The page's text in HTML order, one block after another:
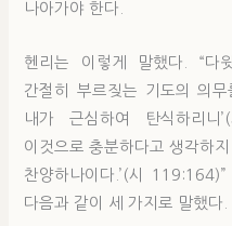
나아가야 한다.
헨리는 이렇게 말했다. “다
간절히 부르짖는 기도의 의무
내가 근심하여 탄식하리
이것으로 충분하다고 생각하
찬양하나이다.’(시
다음과 같이 세 가지로 말했다.